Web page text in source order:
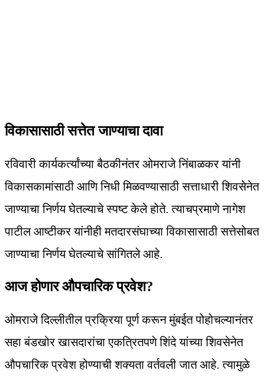
विकासासाठी सत्तेत जाण्याचा दावा
रविवारी कार्यकर्त्यांच्या बैठकीनंतर ओमराजे निंबाळकर यांनी
विकासकामांसाठी आणि निधी मिळवण्यासाठी सत्ताधारी शिवसेनेत
जाण्याचा निर्णय घेतल्याचे स्पष्ट केले होते. त्याचप्रमाणे नागेश
पाटील आष्टीकर यांनीही मतदारसंघाच्या विकासासाठी सत्तेसोबत
जाण्याचा निर्णय घेतल्याचे सांगितले आहे.
आज होणार औपचारिक प्रवेश?
ओमराजे दिल्लीतील प्रक्रिया पूर्ण करून मुंबईत पोहोचल्यानंतर
सहा बंडखोर खासदारांचा एकत्रितपणे शिंदे यांच्या शिवसेनेत
औपचारिक प्रवेश होण्याची शक्यता वर्तवली जात आहे. त्यामुळे